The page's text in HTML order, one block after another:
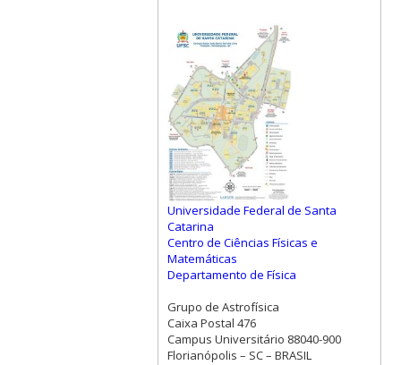
Universidade Federal de Santa
Catarina
Centro de Ciências Físicas e
Matemáticas
Departamento de Física
Grupo de Astrofísica
Caixa Postal 476
Campus Universitário 88040-900
Florianópolis – SC – BRASIL